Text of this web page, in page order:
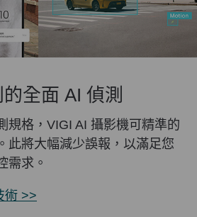
全面 AI 偵測
規格，VIGI AI 攝影機可精準的
此將大幅減少誤報，以滿足您
需求。
術 >>